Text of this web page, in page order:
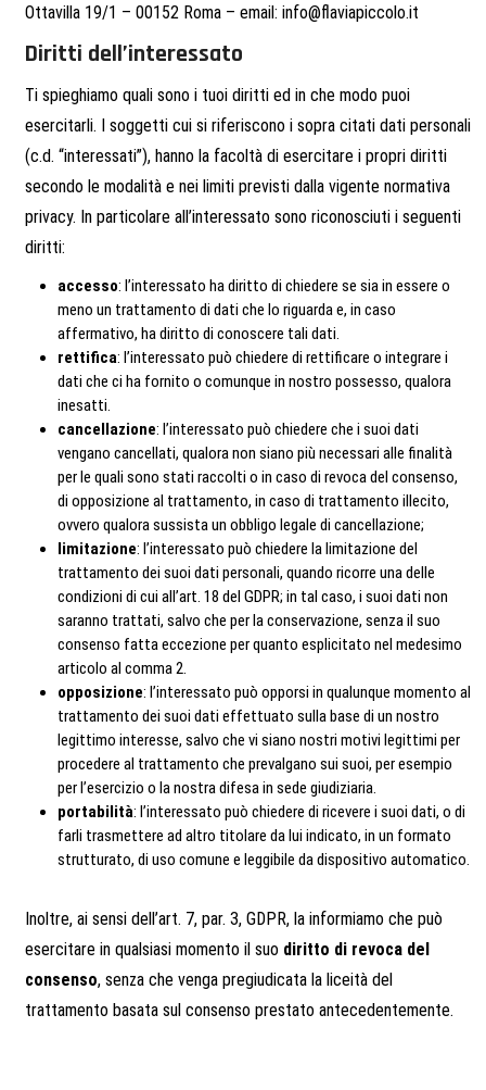
Ottavilla 19/1 – 00152 Roma – email: info@flaviapiccolo.it
Diritti dell’interessato
Ti spieghiamo quali sono i tuoi diritti ed in che modo puoi
esercitarli. I soggetti cui si riferiscono i sopra citati dati personali
(c.d. “interessati”), hanno la facoltà di esercitare i propri diritti
secondo le modalità e nei limiti previsti dalla vigente normativa
privacy. In particolare all’interessato sono riconosciuti i seguenti
diritti:
accesso: l’interessato ha diritto di chiedere se sia in essere o
meno un trattamento di dati che lo riguarda e, in caso
affermativo, ha diritto di conoscere tali dati.
rettifica: l’interessato può chiedere di rettificare o integrare i
dati che ci ha fornito o comunque in nostro possesso, qualora
inesatti.
cancellazione: l’interessato può chiedere che i suoi dati
vengano cancellati, qualora non siano più necessari alle finalità
per le quali sono stati raccolti o in caso di revoca del consenso,
di opposizione al trattamento, in caso di trattamento illecito,
ovvero qualora sussista un obbligo legale di cancellazione;
limitazione: l’interessato può chiedere la limitazione del
trattamento dei suoi dati personali, quando ricorre una delle
condizioni di cui all’art. 18 del GDPR; in tal caso, i suoi dati non
saranno trattati, salvo che per la conservazione, senza il suo
consenso fatta eccezione per quanto esplicitato nel medesimo
articolo al comma 2.
opposizione: l’interessato può opporsi in qualunque momento al
trattamento dei suoi dati effettuato sulla base di un nostro
legittimo interesse, salvo che vi siano nostri motivi legittimi per
procedere al trattamento che prevalgano sui suoi, per esempio
per l’esercizio o la nostra difesa in sede giudiziaria.
portabilità: l’interessato può chiedere di ricevere i suoi dati, o di
farli trasmettere ad altro titolare da lui indicato, in un formato
strutturato, di uso comune e leggibile da dispositivo automatico.
Inoltre, ai sensi dell’art. 7, par. 3, GDPR, la informiamo che può
esercitare in qualsiasi momento il suo diritto di revoca del
consenso, senza che venga pregiudicata la liceità del
trattamento basata sul consenso prestato antecedentemente.